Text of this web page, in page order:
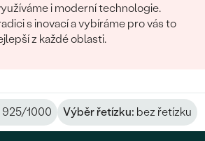
i moderní technologie.
s inovací a vybíráme pro vás to
z každé oblasti.
925/1000 Výběr řetízku: bez řetízku